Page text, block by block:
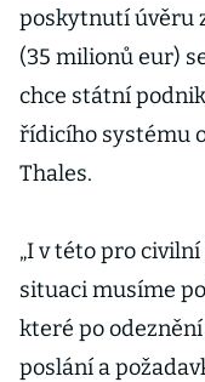
poskytnutí úvěru
(35 milionů eur)
chce státní
řídicího systému
Thales.
„I v této pro
situaci musíme
které po
poslání a